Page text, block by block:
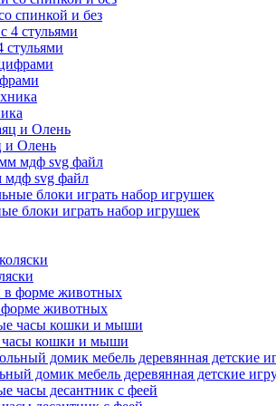
спинкой и без
стульями
и Олень
мдф svg файл
блоки играть набор игрушек
животных
часы кошки и мыши
домик мебель деревянная детские